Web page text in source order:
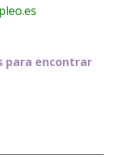
para encontrar